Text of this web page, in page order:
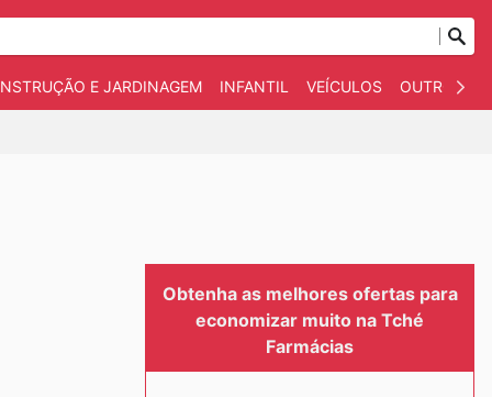
E JARDINAGEM INFANTIL VEÍCULOS OUTROS
Obtenha as melhores ofertas para
economizar muito na Tché
Farmácias